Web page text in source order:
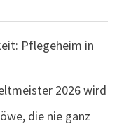
Pflegeheim in
2026 wird
die nie ganz